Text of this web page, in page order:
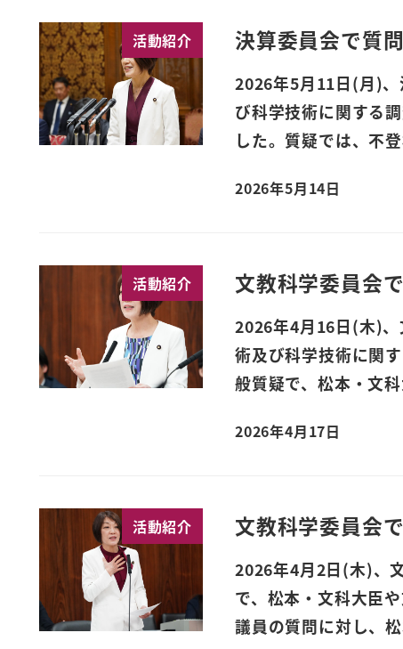
活動紹介 決算委員会で質
2026年5月11日(月)
び科学技術に関する
した。質疑では、不
2026年5月14日
活動紹介 文教科学委員会
2026年4月16日(木)
術及び科学技術に関
般質疑で、松本・文
2026年4月17日
活動紹介 文教科学委員会
2026年4月2日(木)、
で、松本・文科大臣
議員の質問に対し、